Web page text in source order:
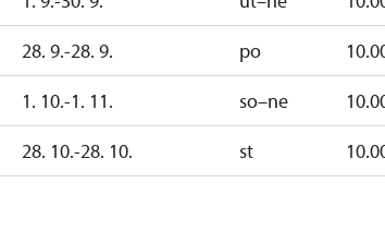
28. 9.-28. 9.
po
1. 10.-1. 11.
so–ne
28. 10.-28. 10.
st